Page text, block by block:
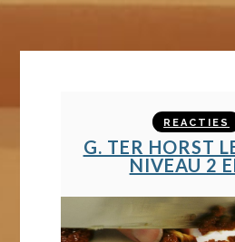
REACTIES
G. TER HORST
NIVEAU 2